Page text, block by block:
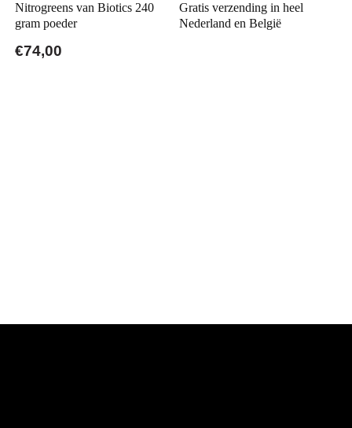
Nitrogreens van Biotics 240
gram poeder
€74,00
Gratis verzending in heel
Nederland en België